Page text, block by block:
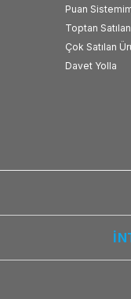
Puan
Toptan
Çok Satılan
Davet Yolla